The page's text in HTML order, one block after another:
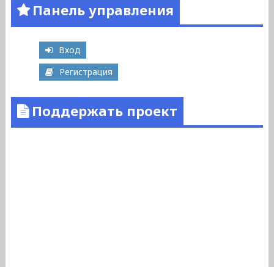
Панель управления
Вход
Регистрация
Поддержать проект